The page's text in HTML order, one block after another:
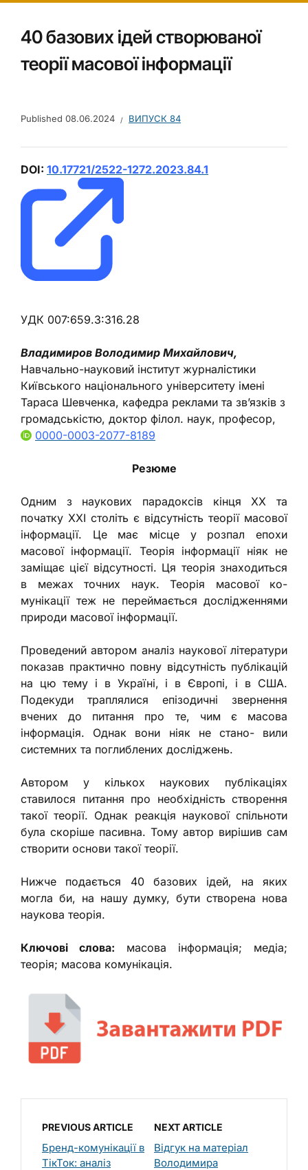
40 базових ідей створюваної
теорії масової інформації
Published 08.06.2024 ВИПУСК 84
DOI: 10.17721/2522-1272.2023.84.1
УДК 007:659.3:316.28
Владимиров Володимир Михайлович,
Навчально-науковий інститут журналістики
Київського національного університету імені
Тараса Шевченка, кафедра реклами та зв’язків з
громадськістю, доктор філол. наук, професор,
0000-0003-2077-8189
Резюме
Одним з наукових парадоксів кінця ХХ та
початку ХХІ століть є відсутність теорії масової
інформації. Це має місце у розпал епохи
масової інформації. Теорія інформації ніяк не
заміщає цієї відсутності. Ця теорія знаходиться
в межах точних наук. Теорія масової ко-
мунікації теж не переймається дослідженнями
природи масової інформації.
Проведений автором аналіз наукової літератури
показав практично повну відсутність публікацій
на цю тему і в Україні, і в Європі, і в США.
Подекуди траплялися епізодичні звернення
вчених до питання про те, чим є масова
інформація. Однак вони ніяк не стано- вили
системних та поглиблених досліджень.
Автором у кількох наукових публікаціях
ставилося питання про необхідність створення
такої теорії. Однак реакція наукової спільноти
була скоріше пасивна. Тому автор вирішив сам
створити основи такої теорії.
Нижче подається 40 базових ідей, на яких
могла би, на нашу думку, бути створена нова
наукова теорія.
Ключові слова: масова інформація; медіа;
теорія; масова комунікація.
PREVIOUS ARTICLE
Бренд-комунікації в
ТікТок: аналіз
NEXT ARTICLE
Відгук на матеріал
Володимира